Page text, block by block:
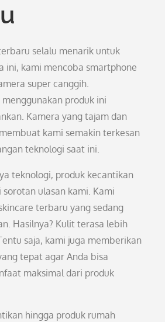
selalu menarik untuk
ini, kami mencoba smartphone
super canggih.
produk ini
Kamera yang tajam dan
kami semakin terkesan
teknologi saat ini.
teknologi, produk kecantikan
ulasan kami. Kami
terbaru yang sedang
Hasilnya? Kulit terasa lebih
saja, kami juga memberikan
tepat agar Anda bisa
maksimal dari produk
hingga produk rumah